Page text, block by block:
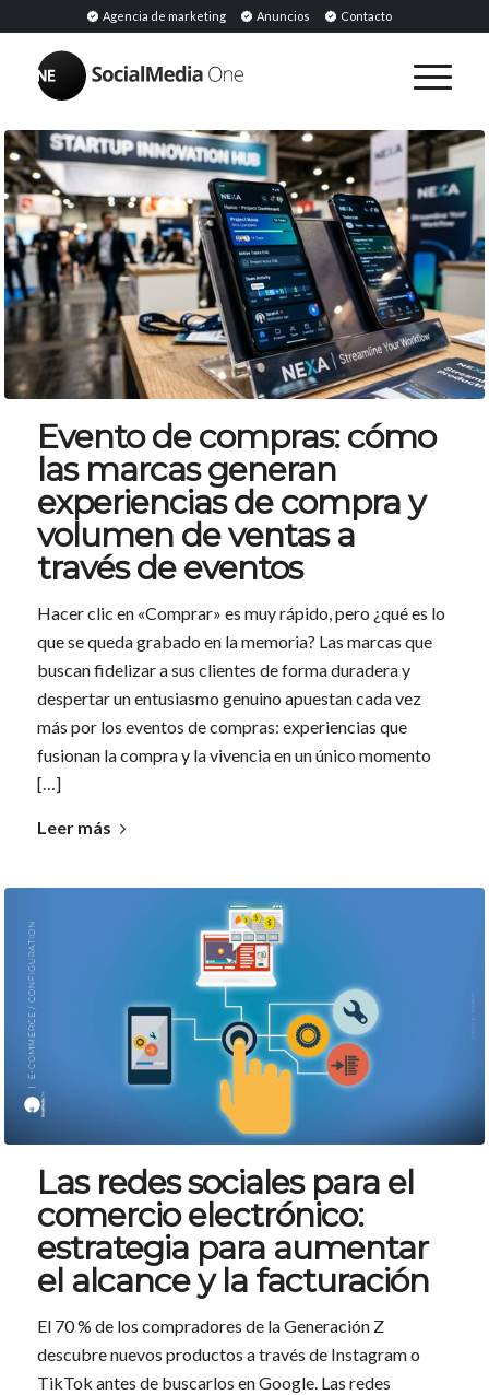
Agencia de marketing Anuncios Contacto
Evento de compras: cómo
las marcas generan
experiencias de compra y
volumen de ventas a
través de eventos
Hacer clic en «Comprar» es muy rápido, pero ¿qué es lo
que se queda grabado en la memoria? Las marcas que
buscan fidelizar a sus clientes de forma duradera y
despertar un entusiasmo genuino apuestan cada vez
más por los eventos de compras: experiencias que
fusionan la compra y la vivencia en un único momento
[…]
Leer más
Las redes sociales para el
comercio electrónico:
estrategia para aumentar
el alcance y la facturación
El 70 % de los compradores de la Generación Z
descubre nuevos productos a través de Instagram o
TikTok antes de buscarlos en Google. Las redes